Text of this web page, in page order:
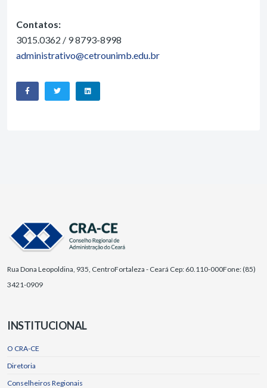
Contatos:
3015.0362 / 9 8793-8998
administrativo@cetrounimb.edu.br
Rua Dona Leopoldina, 935, CentroFortaleza - Ceará Cep: 60.110-000Fone: (85)
3421-0909
INSTITUCIONAL
O CRA-CE
Diretoria
Conselheiros Regionais